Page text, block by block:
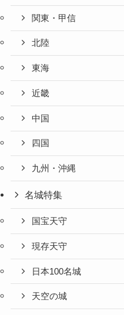
関東・甲信
北陸
東海
近畿
中国
四国
九州・沖縄
名城特集
国宝天守
現存天守
日本100名城
天空の城